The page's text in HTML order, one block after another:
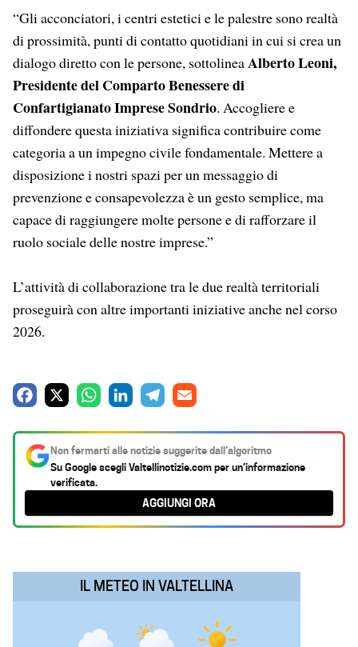
“Gli acconciatori, i centri estetici e le palestre sono realtà
di prossimità, punti di contatto quotidiani in cui si crea un
dialogo diretto con le persone, sottolineaAlberto Leoni,
Presidente del Comparto Benessere di
Confartigianato Imprese Sondrio. Accogliere e
diffondere questa iniziativa significa contribuire come
categoria a un impegno civile fondamentale. Mettere a
disposizione i nostri spazi per un messaggio di
prevenzione e consapevolezza è un gesto semplice, ma
capace di raggiungere molte persone e di rafforzare il
ruolo sociale delle nostre imprese.”
L’attività di collaborazione tra le due realtà territoriali
proseguirà con altre importanti iniziative anche nel corso
2026.
c
e
b
o
t
s
A
k
e
d
e
g
r
a
i
l
Non fermarti alle notizie suggerite dall’algoritmo
Su Google scegliValtellinotizie.comper un’informazione
verificata.
AGGIUNGI ORA
IL METEO IN VALTELLINA